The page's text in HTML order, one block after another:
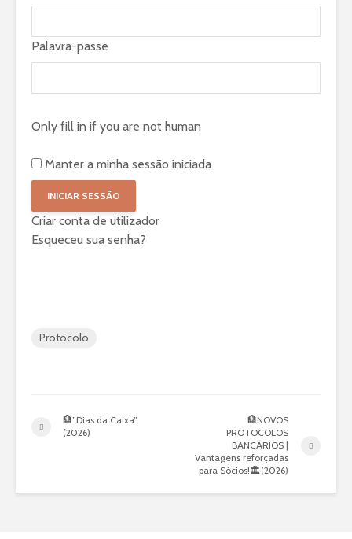
Palavra-passe
Only fill in if you are not human
Manter a minha sessão iniciada
Criar conta de utilizador
Esqueceu sua senha?
Protocolo
🏦”Dias da Caixa”
(2026)
🏦NOVOS
PROTOCOLOS
BANCÁRIOS |
Vantagens reforçadas
para Sócios!🏛️(2026)